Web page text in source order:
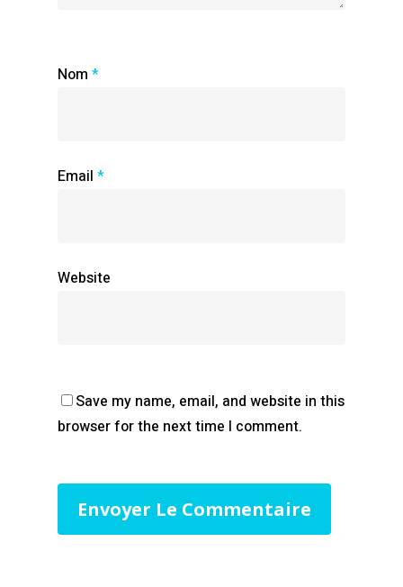
Nom *
Email *
Website
Save my name, email, and website in this
browser for the next time I comment.